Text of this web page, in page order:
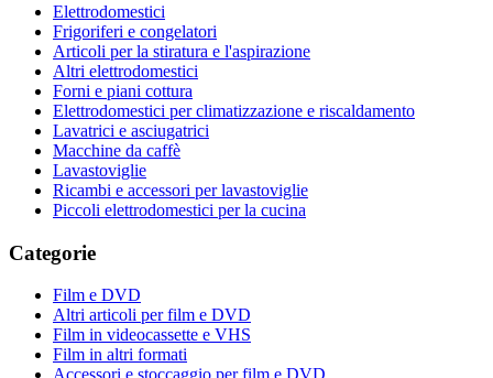
Elettrodomestici
Frigoriferi e congelatori
Articoli per la stiratura e l'aspirazione
Altri elettrodomestici
Forni e piani cottura
Elettrodomestici per climatizzazione e riscaldamento
Lavatrici e asciugatrici
Macchine da caffè
Lavastoviglie
Ricambi e accessori per lavastoviglie
Piccoli elettrodomestici per la cucina
Categorie
Film e DVD
Altri articoli per film e DVD
Film in videocassette e VHS
Film in altri formati